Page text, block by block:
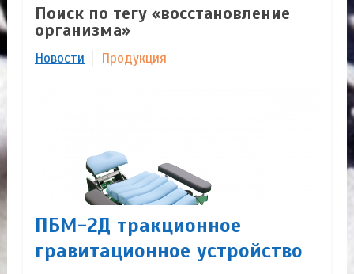
Поиск по тегу «восстановление
организма»
Новости Продукция
ПБМ-2Д тракционное
гравитационное устройство